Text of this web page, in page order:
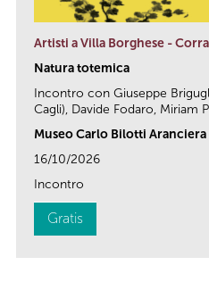
Artisti a Villa Borghese -
Natura totemica
Incontro con Giuseppe
Cagli), Davide Fodaro, Miriam
Museo Carlo Bilotti
16/10/2026
Incontro
Gratis